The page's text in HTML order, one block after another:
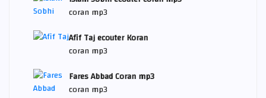
coran mp3
Afif Taj ecouter Koran
coran mp3
Fares Abbad Coran mp3
coran mp3